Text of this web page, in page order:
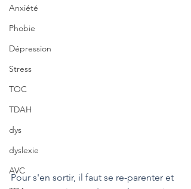
Anxiété
Phobie
Dépression
Stress
TOC
TDAH
dys
dyslexie
AVC
Pour s'en sortir, il faut se re-parenter et